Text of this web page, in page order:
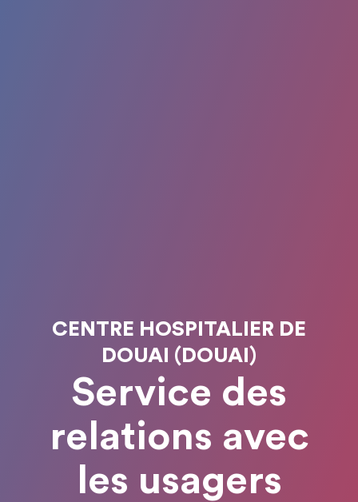
CENTRE HOSPITALIER DE
DOUAI (DOUAI)
Service des
relations avec
les usagers